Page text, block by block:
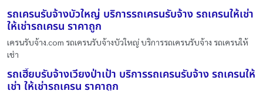
รถเครนรับจ้างบัวใหญ่ บริการรถเครนรับจ้าง รถเครนให้เช่า
ให้เช่ารถเครน ราคาถูก
เครนรับจ้าง.com รถเครนรับจ้างบัวใหญ่ บริการรถเครนรับจ้าง รถเครนให้
เช่า
รถเฮี๊ยบรับจ้างเวียงป่าเป้า บริการรถเครนรับจ้าง รถเครนให้
เช่า ให้เช่ารถเครน ราคาถูก